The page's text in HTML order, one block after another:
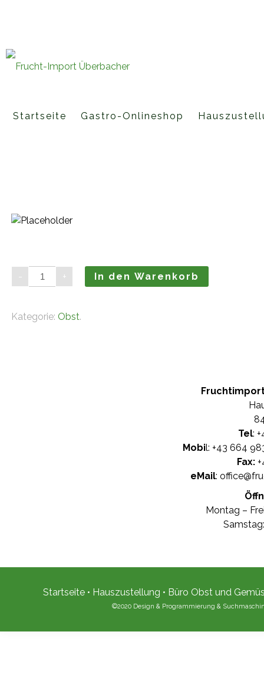
Startseite Gastro-Onlineshop
-
Bananen
(18,5
kg)
+ In den Warenkorb
Kategorie: Obst.
Tel: +
Mobil: +43 664
Fax:
eMail:
Montag –
Startseite• Hauszustellung • Büro Obst und
©2020 Design & Programmierung &